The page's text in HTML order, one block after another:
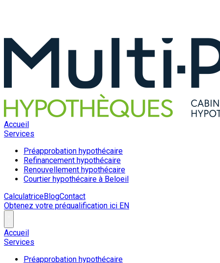
Accueil
Services
Préapprobation hypothécaire
Refinancement hypothécaire
Renouvellement hypothécaire
Courtier hypothécaire à Beloeil
CalculatriceBlogContact
Obtenez votre préqualification ici EN
Accueil
Services
Préapprobation hypothécaire